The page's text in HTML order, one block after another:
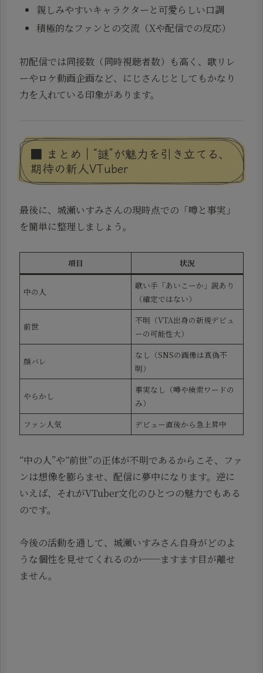
親しみやすいキャラクターと可愛らしい口調
積極的なファンとの交流（Xや配信での反応）
初配信では同接数（同時視聴者数）も高く、歌リレ
ーやロケ動画企画など、にじさんじとしてもかなり
力を入れている印象があります。
■ まとめ｜“謎”が魅力を引き立てる、
期待の新人VTuber
最後に、城瀬いすみさんの現時点での「噂と事実」
を簡単に整理しましょう。
項目 状況
中の人
歌い手「あいこーか」説あり
（確定ではない）
前世
不明（VTA出身の新規デビュ
ーの可能性大）
顔バレ
なし（SNSの画像は真偽不
明）
やらかし
事実なし（噂や検索ワードの
み）
ファン人気
デビュー直後から急上昇中
“中の人”や“前世”の正体が不明であるからこそ、ファ
ンは想像を膨らませ、配信に夢中になります。逆に
いえば、それがVTuber文化のひとつの魅力でもある
のです。
今後の活動を通して、城瀬いすみさん自身がどのよ
うな個性を見せてくれるのか──ますます目が離せ
ません。